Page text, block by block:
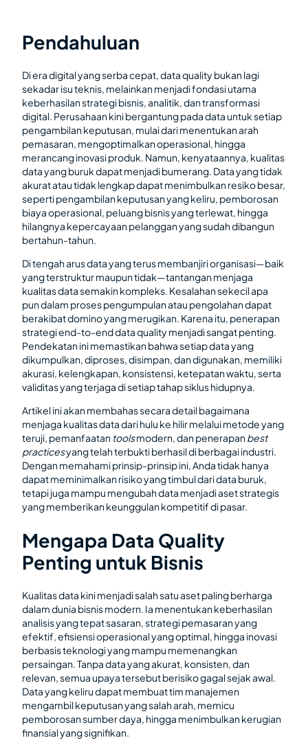
Pendahuluan
Di era digital yang serba cepat, data quality bukan lagi
sekadar isu teknis, melainkan menjadi fondasi utama
keberhasilan strategi bisnis, analitik, dan transformasi
digital. Perusahaan kini bergantung pada data untuk setiap
pengambilan keputusan, mulai dari menentukan arah
pemasaran, mengoptimalkan operasional, hingga
merancang inovasi produk. Namun, kenyataannya, kualitas
data yang buruk dapat menjadi bumerang. Data yang tidak
akurat atau tidak lengkap dapat menimbulkan resiko besar,
seperti pengambilan keputusan yang keliru, pemborosan
biaya operasional, peluang bisnis yang terlewat, hingga
hilangnya kepercayaan pelanggan yang sudah dibangun
bertahun-tahun.
Di tengah arus data yang terus membanjiri organisasi—baik
yang terstruktur maupun tidak—tantangan menjaga
kualitas data semakin kompleks. Kesalahan sekecil apa
pun dalam proses pengumpulan atau pengolahan dapat
berakibat domino yang merugikan. Karena itu, penerapan
strategi end-to-end data quality menjadi sangat penting.
Pendekatan ini memastikan bahwa setiap data yang
dikumpulkan, diproses, disimpan, dan digunakan, memiliki
akurasi, kelengkapan, konsistensi, ketepatan waktu, serta
validitas yang terjaga di setiap tahap siklus hidupnya.
Artikel ini akan membahas secara detail bagaimana
menjaga kualitas data dari hulu ke hilir melalui metode yang
teruji, pemanfaatan toolsmodern, dan penerapanbest
practicesyang telah terbukti berhasil di berbagai industri.
Dengan memahami prinsip-prinsip ini, Anda tidak hanya
dapat meminimalkan risiko yang timbul dari data buruk,
tetapi juga mampu mengubah data menjadi aset strategis
yang memberikan keunggulan kompetitif di pasar.
Mengapa Data Quality
Penting untuk Bisnis
Kualitas data kini menjadi salah satu aset paling berharga
dalam dunia bisnis modern. Ia menentukan keberhasilan
analisis yang tepat sasaran, strategi pemasaran yang
efektif, efisiensi operasional yang optimal, hingga inovasi
berbasis teknologi yang mampu memenangkan
persaingan. Tanpa data yang akurat, konsisten, dan
relevan, semua upaya tersebut berisiko gagal sejak awal.
Data yang keliru dapat membuat tim manajemen
mengambil keputusan yang salah arah, memicu
pemborosan sumber daya, hingga menimbulkan kerugian
finansial yang signifikan.